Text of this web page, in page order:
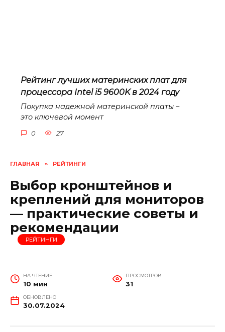
ГЛАВНАЯ » РЕЙТИНГИ
Выбор кронштейнов и
креплений для мониторов
— практические советы и
рекомендации
РЕЙТИНГИ
НА ЧТЕНИЕ
10 мин
ПРОСМОТРОВ
31
ОБНОВЛЕНО
30.07.2024
Рейтинг лучших материнских плат для
процессора Intel i5 9600K в 2024 году
Покупка надежной материнской платы –
это ключевой момент
0 27